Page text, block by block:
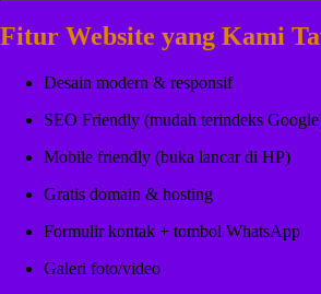
Fitur Website yang Kami
Desain modern & responsif
SEO Friendly (mudah terindeks
Mobile friendly (buka lancar di HP)
Gratis domain & hosting
Formulir kontak + tombol WhatsApp
Galeri foto/video